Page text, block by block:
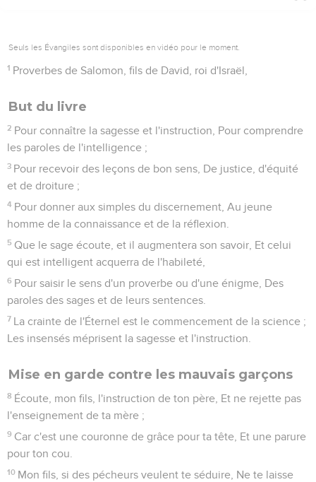
Seuls les Évangiles sont disponibles en vidéo pour le moment.
1 Proverbes de Salomon, fils de David, roi d'Israël,
But du livre
2 Pour connaître la sagesse et l'instruction, Pour comprendre
les paroles de l'intelligence ;
3 Pour recevoir des leçons de bon sens, De justice, d'équité
et de droiture ;
4 Pour donner aux simples du discernement, Au jeune
homme de la connaissance et de la réflexion.
5 Que le sage écoute, et il augmentera son savoir, Et celui
qui est intelligent acquerra de l'habileté,
6 Pour saisir le sens d'un proverbe ou d'une énigme, Des
paroles des sages et de leurs sentences.
7 La crainte de l'Éternel est le commencement de la science ;
Les insensés méprisent la sagesse et l'instruction.
Mise en garde contre les mauvais garçons
8 Écoute, mon fils, l'instruction de ton père, Et ne rejette pas
l'enseignement de ta mère ;
9 Car c'est une couronne de grâce pour ta tête, Et une parure
pour ton cou.
10 Mon fils, si des pécheurs veulent te séduire, Ne te laisse